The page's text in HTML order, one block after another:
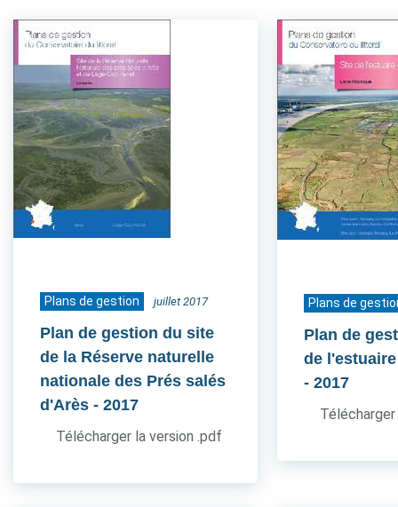
Plans de gestion juillet 2017
Plan de gestion du site
de la Réserve naturelle
nationale des Prés salés
d'Arès - 2017
Télécharger la version .pdf
Plans de
Plan de
de
- 2017